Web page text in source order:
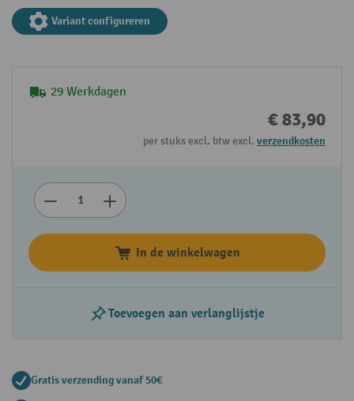
Variant configureren
29 Werkdagen
€ 83,90
per stuks excl. btw excl. verzendkosten
In de winkelwagen
Toevoegen aan verlanglijstje
Gratis verzending vanaf 50€